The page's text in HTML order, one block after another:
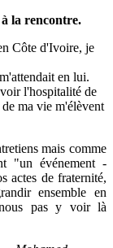
la rencontre.
Côte d'Ivoire, je
en lui.
l'hospitalité de
ma vie m'élèvent
mais comme
"un événement -
actes de fraternité,
ensemble en
nous pas y voir là